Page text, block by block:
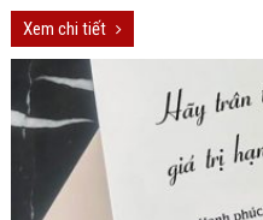
Xem chi tiết